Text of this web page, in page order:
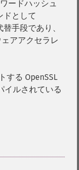
ードハッシュ
ドとして
替手段であり、
アアクセラレ
する OpenSSL
イルされている